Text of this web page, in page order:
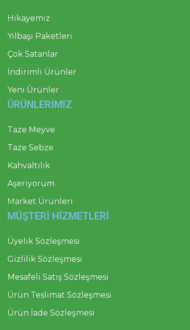
Hikayemiz
Yılbaşı Paketleri
Çok Satanlar
İndirimli Ürünler
Yeni Ürünler
ÜRÜNLERİMİZ
Taze Meyve
Taze Sebze
Kahvaltılık
Aşeriyorum
Market Ürünleri
MÜŞTERİ HİZMETLERİ
Üyelik Sözleşmesi
Gizlilik Sözleşmesi
Mesafeli Satış Sözleşmesi
Ürün Teslimat Sözleşmesi
Ürün İade Sözleşmesi